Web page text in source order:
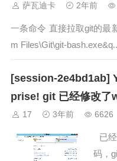
萨瓦迪卡 2年前
一条命令 直接拉取git的最
m Files\Git\git-
[session-2e4bd1ab]
prise! git 已经修改了
17 3年前 6626
已
码，